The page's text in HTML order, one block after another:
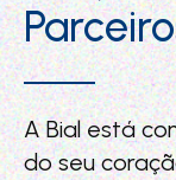
A Bial está
do seu